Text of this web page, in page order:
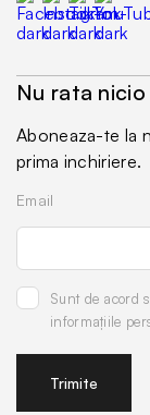
Nu rata
Leave
this
field
blank
Aboneaza-te la
prima inchiriere.
Email
Sunt de acord
informațiile
Trimite